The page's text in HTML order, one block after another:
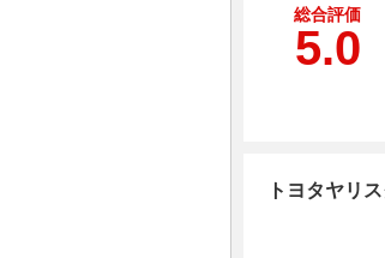
総合評価
5.0
トヨタヤリ